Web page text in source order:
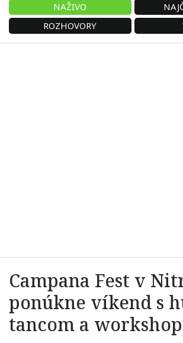
NAŽIVO
ROZHOVORY
Campana Fest v
ponúkne víkend s
tancom a